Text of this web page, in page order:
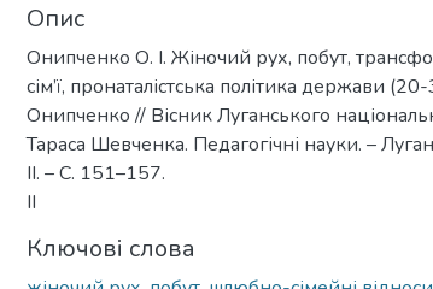
Опис
Онипченко О. І. Жіночий рух, побут,
сім’ї, пронаталістська політика держави
Онипченко // Вісник Луганського
Тараса Шевченка. Педагогічні науки. –
II. – С. 151–157.
II
Ключові слова